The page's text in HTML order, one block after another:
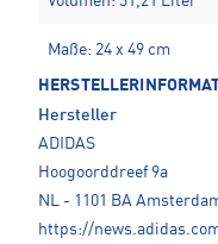
Maße: 24 x 49 cm
Hersteller
ADIDAS
Hoogoorddreef 9a
NL - 1101 BA
https://